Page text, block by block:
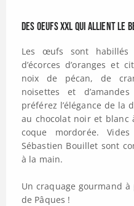
Des oeufs XXL qui allient le
Les œufs sont habillés
d’écorces d’oranges et
noix de pécan, de
noisettes et
préférez l’élégance de
au chocolat noir et blanc
coque mordorée.
Sébastien Bouillet sont
à la main.
Un craquage gourmand
de Pâques !